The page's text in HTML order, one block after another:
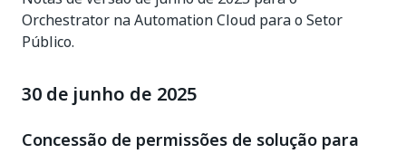
Orchestrator na Automation Cloud para o Setor
Público.
30 de junho de 2025
Concessão de permissões de solução para